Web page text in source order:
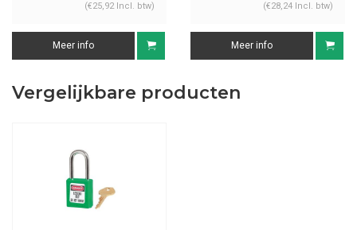
(€25,92 Incl. btw)
Meer info
(€28,24 Incl. btw)
Meer info
Vergelijkbare producten